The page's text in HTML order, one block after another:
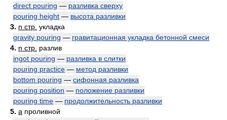
direct pouring — разливка сверху
pouring height — высота разливки
3. n стр. укладка
gravity pouring — гравитационная укладка бетонной смеси
4. n стр. разлив
ingot pouring — разливка в слитки
pouring practice — метод разливки
bottom pouring — сифонная разливка
pouring position — положение разливки
pouring time — продолжительность разливки
5. a проливной